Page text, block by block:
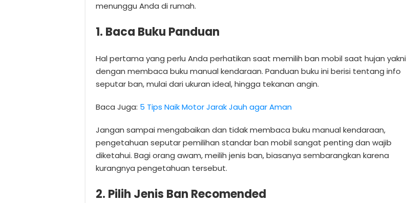
menunggu Anda di rumah.
1. Baca Buku Panduan
Hal pertama yang perlu Anda perhatikan saat memilih ban mobil saat hujan yakni
dengan membaca buku manual kendaraan. Panduan buku ini berisi tentang info
seputar ban, mulai dari ukuran ideal, hingga tekanan angin.
Baca Juga: 5 Tips Naik Motor Jarak Jauh agar Aman
Jangan sampai mengabaikan dan tidak membaca buku manual kendaraan,
pengetahuan seputar pemilihan standar ban mobil sangat penting dan wajib
diketahui. Bagi orang awam, meilih jenis ban, biasanya sembarangkan karena
kurangnya pengetahuan tersebut.
2. Pilih Jenis Ban Recomended